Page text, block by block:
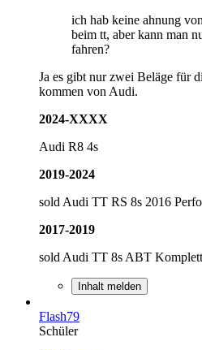
ich hab keine ahnung
beim tt, aber kann man
fahren?
Ja es gibt nur zwei Beläge für
kommen von Audi.
2024-XXXX
Audi R8 4s
2019-2024
sold Audi TT RS 8s 2016
2017-2019
sold Audi TT 8s ABT
Inhalt melden
Flash79
Schüler